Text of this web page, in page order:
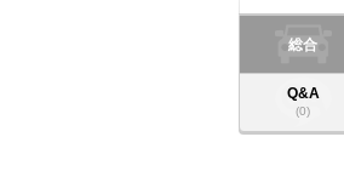
総合
Q&A
(0)